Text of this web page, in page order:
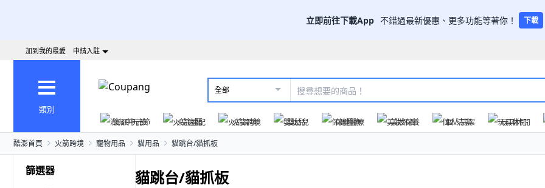
立即前往下載App 不錯過最新優惠、更多功能等著你！ 下載
加到我的最愛 申請入駐
類別
全部
澎派中元節 火箭速配 火箭跨境 嬰幼兒 保健醫療 美妝保養 個人清潔 玩具休閒
酷澎首頁 火箭跨境 寵物用品 貓用品 貓跳台/貓抓板
篩選器 貓跳台/貓抓板